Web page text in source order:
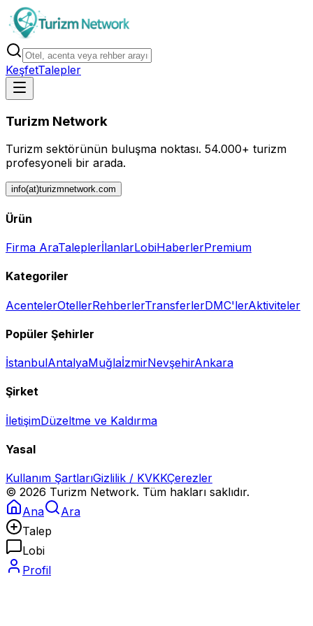
KeşfetTalepler
Turizm Network
Turizm sektörünün buluşma noktası. 54.000+ turizm
profesyoneli bir arada.
info(at)turizmnetwork.com
Ürün
Firma AraTaleplerİlanlarLobiHaberlerPremium
Kategoriler
AcentelerOtellerRehberlerTransferlerDMC'lerAktiviteler
Popüler Şehirler
İstanbulAntalyaMuğlaİzmirNevşehirAnkara
Şirket
İletişimDüzeltme ve Kaldırma
Yasal
Kullanım ŞartlarıGizlilik / KVKKÇerezler
© 2026 Turizm Network. Tüm hakları saklıdır.
Ana
Ara
Talep
Lobi
Profil